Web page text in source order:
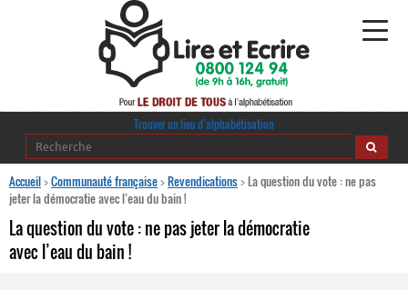
Alphabétisation
Publications
Trouver un lieu d’alphabétisation
Accueil>Communauté française>Revendications>La question du vote : ne pas
jeter la démocratie avec l’eau du bain !
La question du vote : ne pas jeter la démocratie
avec l’eau du bain !